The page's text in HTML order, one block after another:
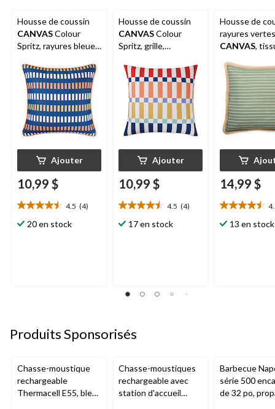
Housse de coussin
CANVASColour
Spritz, rayures bleues,
housse de coussin
seulement, 18 x 18 po
Ajouter
10,99 $
4.5 (4)
4.5
étoile(s)
20 en stock
Housse de coussin
CANVASColour
Spritz, grille,
housse de coussin
seulement, 18 x 18 po
Ajouter
10,99 $
4.5 (4)
4.5
étoile(s)
17 en stock
Housse de
rayures vertes
CANVAS,
taches et à la
décoloration,
housse sans
18 x 18 po
14,99 $
4.5
étoile(s)
13 en stock
Produits Sponsorisés
Chasse-moustique
rechargeable
Thermacell E55, bleu
Chasse-moustiques
rechargeable avec
station d'accueil
Barbecue
série 500
de 32 po,